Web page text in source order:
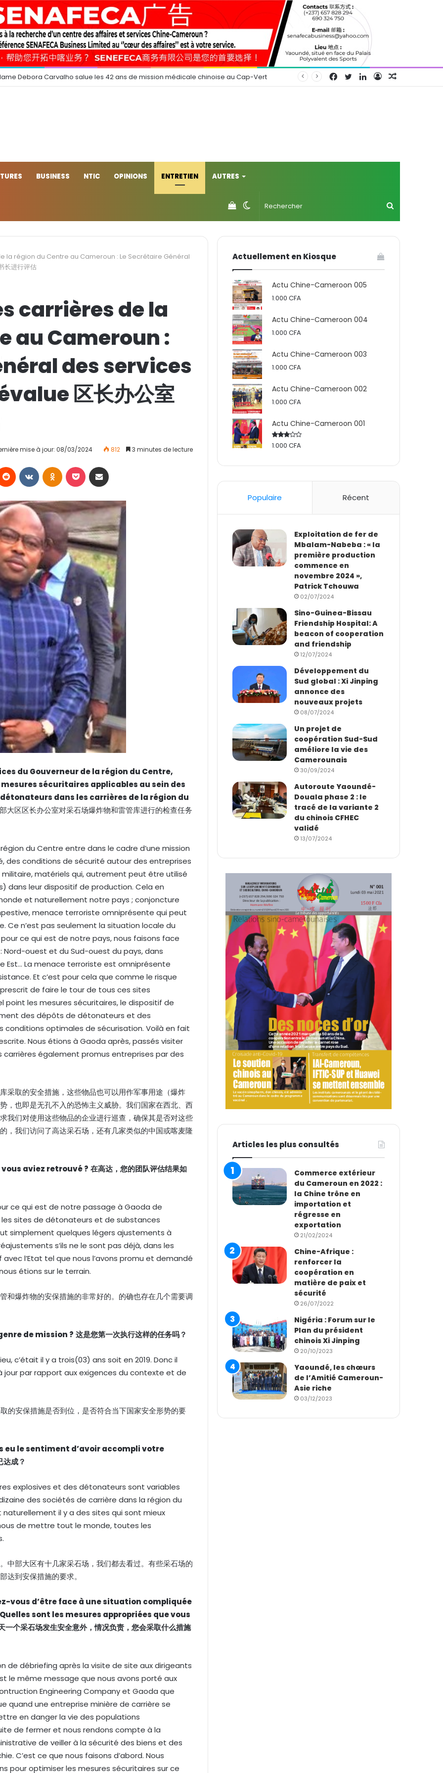
Debora Carvalho salue les 42 ans de mission médicale chinoise au Cap-Vert Connexion
Linkedin
Twitter
Facebook
BUSINESS NTIC OPINIONS ENTRETIEN AUTRES
Switch
skin
Voir
votre
la région du Centre au Cameroun : Le Secrétaire Général
进行评估
carrières de la
au Cameroun :
des services
区长办公室
mise à jour: 08/03/2024 812 3 minutes de lecture
du Gouverneur de la région du Centre,
sécuritaires applicables au sein des
dans les carrières de la région du
大区区长办公室对采石场爆炸物和雷管库进行的检查任务
du Centre entre dans le cadre d’une mission
des conditions de sécurité autour des entreprises
matériels qui, autrement peut être utilisé
dans leur dispositif de production. Cela en
et naturellement notre pays ; conjoncture
menace terroriste omniprésente qui peut
n’est pas seulement la situation locale du
ce qui est de notre pays, nous faisons face
Nord-ouest et du Sud-ouest du pays, dans
Est… La menace terroriste est omniprésente
Et c’est pour cela que comme le risque
de faire le tour de tous ces sites
point les mesures sécuritaires, le dispositif de
des dépôts de détonateurs et des
conditions optimales de sécurisation. Voilà en fait
Nous étions à Gaoda après, passés visiter
carrières également promus entreprises par des
采取的安全措施，这些物品也可以用作军事用途（爆炸
，也即是无孔不入的恐怖主义威胁。我们国家在西北、西
我们对使用这些物品的企业进行巡查，确保其是否对这些
，我们访问了高达采石场，还有几家类似的中国或喀麦隆
aviez retrouvé ? 在高达，您的团队评估结果如
ce qui est de notre passage à Gaoda de
sites de détonateurs et de substances
simplement quelques légers ajustements à
s’ils ne le sont pas déjà, dans les
l’Etat tel que nous l’avons promu et demandé
étions sur le terrain.
和爆炸物的安保措施的非常好的。的确也存在几个需要调
de mission ? 这是您第一次执行这样的任务吗？
c’était il y a trois(03) ans soit en 2019. Donc il
par rapport aux exigences du contexte et de
的安保措施是否到位，是否符合当下国家安全形势的要
eu le sentiment d’avoir accompli votre
达成？
explosives et des détonateurs sont variables
des sociétés de carrière dans la région du
il y a des sites qui sont mieux
de mettre tout le monde, toutes les
中部大区有十几家采石场，我们都去看过。有些采石场的
达到安保措施的要求。
vous d’être face à une situation compliquée
sont les mesures appropriées que vous
一个采石场发生安全意外，情况负责，您会采取什么措施
de débriefing après la visite de site aux dirigeants
le même message que nous avons porté aux
Engineering Company et Gaoda que
quand une entreprise minière de carrière se
en danger la vie des populations
de fermer et nous rendons compte à la
de veiller à la sécurité des biens et des
C’est ce que nous faisons d’abord. Nous
pour optimiser les mesures sécuritaires sur ce
Actuellement en Kiosque
Actu Chine-Cameroon 005
1.000CFA
Actu Chine-Cameroon 004
1.000CFA
Actu Chine-Cameroon 003
1.000CFA
Actu Chine-Cameroon 002
1.000CFA
Actu Chine-Cameroon 001
Rated
1.000CFA
Populaire Récent
Exploitation de fer de
Mbalam-Nabeba : « la
première production
commence en
novembre 2024 »,
Patrick Tchouwa
02/07/2024
Sino-Guinea-Bissau
Friendship Hospital: A
beacon of cooperation
and friendship
12/07/2024
Développement du
Sud global : Xi Jinping
annonce des
nouveaux projets
08/07/2024
Un projet de
coopération Sud-Sud
améliore la vie des
Camerounais
30/09/2024
Autoroute Yaoundé-
Douala phase 2 : le
tracé de la variante 2
du chinois CFHEC
validé
13/07/2024
Articles les plus consultés
Commerce extérieur
du Cameroun en 2022 :
la Chine trône en
importation et
régresse en
exportation
21/02/2024
Chine-Afrique :
renforcer la
coopération en
matière de paix et
sécurité
26/07/2022
Nigéria : Forum sur le
Plan du président
chinois Xi Jinping
20/10/2023
Yaoundé, les chœurs
de l’Amitié Cameroun-
Asie riche
03/12/2023